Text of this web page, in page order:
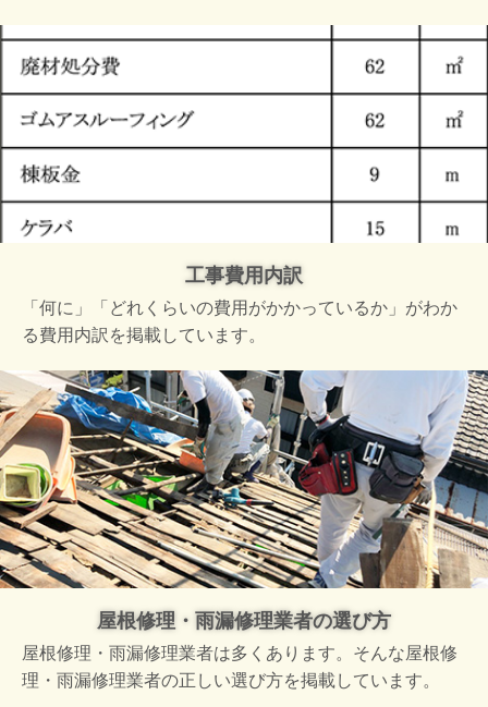
工事費用内訳
「何に」「どれくらいの費用がかかっているか」がわか
る費用内訳を掲載しています。
屋根修理・雨漏修理業者の選び方
屋根修理・雨漏修理業者は多くあります。そんな屋根修
理・雨漏修理業者の正しい選び方を掲載しています。